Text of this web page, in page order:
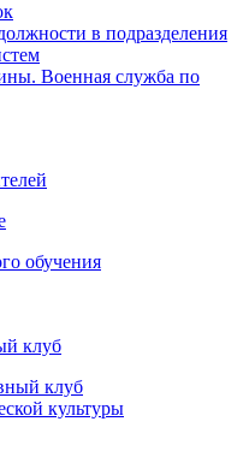
в подразделения
Военная служба по
обучения
клуб
клуб
культуры